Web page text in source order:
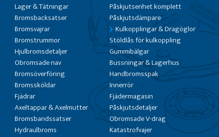
Lager & Tätningar
Bromsbacksatser
Bromsvajrar
Bromstrummor
Hjulbromsdetaljer
Obromsade nav
Bromsöverföring
Bromssköldar
Fjädrar
Axeltappar & Axelmutter
Bromsbandssatser
Hydraulbroms
Påskjutsenhet komplett
Påskjutsdämpare
Kulkopplingar & Dragöglor
Stöldlås för kulkoppling
Gummibälgar
Bussningar & Lagerhus
Handbromsspak
Innerrör
Fjädermagasin
Påskjutsdetaljer
Obromsade V-drag
Katastrofvajer